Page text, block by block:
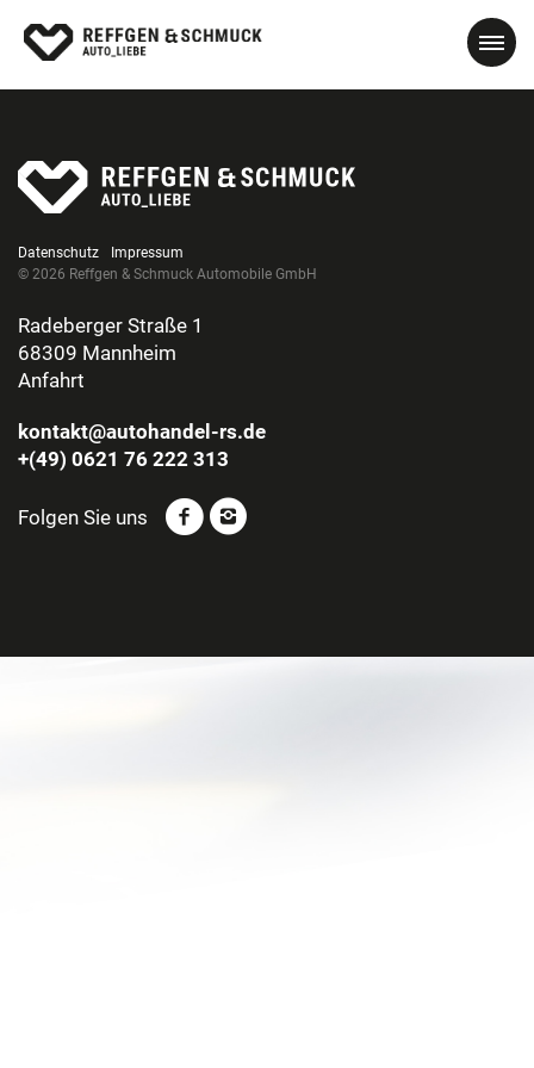
Datenschutz
Impressum
© 2026 Reffgen & Schmuck Automobile GmbH
Radeberger Straße 1
68309 Mannheim
Anfahrt
kontakt@autohandel-rs.de
+(49) 0621 76 222 313
Folgen Sie uns